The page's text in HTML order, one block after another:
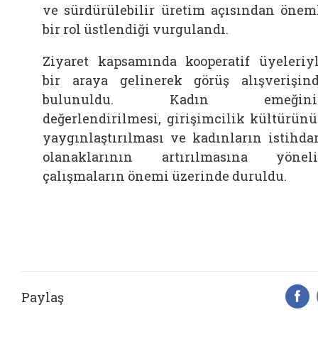
ve sürdürülebilir üretim açısından
bir rol üstlendiği vurgulandı.
Ziyaret kapsamında kooperatif
bir araya gelinerek görüş
bulunuldu. Kadın
değerlendirilmesi, girişimcilik
yaygınlaştırılması ve kadınların
olanaklarının artırılmasına
çalışmaların önemi üzerinde duruldu.
Paylaş